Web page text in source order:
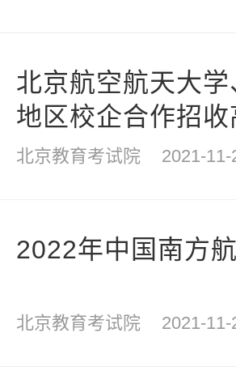
北京航空航天大
地区校企合作招
北京教育考试院 2021-11-
2022年中国南方
北京教育考试院 2021-11-